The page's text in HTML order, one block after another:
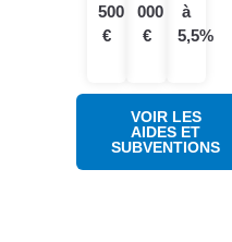
500
€
000
€
à
5,5%
VOIR LES
AIDES ET
SUBVENTIONS